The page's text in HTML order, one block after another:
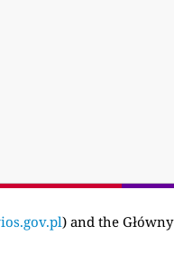
) and the Główny